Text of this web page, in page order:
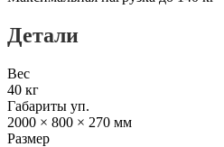
Детали
Вес
40 кг
Габариты уп.
2000 × 800 × 270 мм
Размер